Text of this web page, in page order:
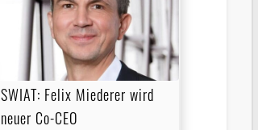
SWIAT: Felix Miederer wird
neuer Co-CEO